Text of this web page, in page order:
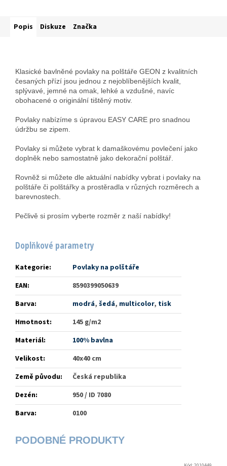
Popis Diskuze Značka
Klasické bavlněné povlaky na polštáře GEON z kvalitních
česaných přízí jsou jednou z nejoblíbenějších kvalit,
splývavé, jemné na omak, lehké a vzdušné, navíc
obohacené o originální tištěný motiv.
Povlaky nabízíme s úpravou EASY CARE pro snadnou
údržbu se zipem.
Povlaky si můžete vybrat k damaškovému povlečení jako
doplněk nebo samostatně jako dekorační polštář.
Rovněž si můžete dle aktuální nabídky vybrat i povlaky na
polštáře či polštářky a prostěradla v různých rozměrech a
barevnostech.
Pečlivě si prosím vyberte rozměr z naší nabídky!
Doplňkové parametry
Kategorie:
Povlaky na polštáře
EAN:
8590399050639
Barva: modrá, šedá, multicolor, tisk
Hmotnost:
145 g/m2
Materiál:
100% bavlna
Velikost:
40x40 cm
Země původu:
Česká republika
Dezén:
950 / ID 7080
Barva: 0100